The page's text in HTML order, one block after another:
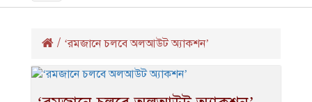
navigation
/ ‘রমজানে চলবে অলআউট অ্যাকশন’